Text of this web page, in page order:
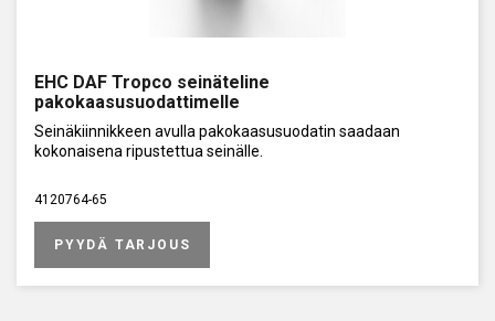
EHC DAF Tropco seinäteline
pakokaasusuodattimelle
Seinäkiinnikkeen avulla pakokaasusuodatin saadaan
kokonaisena ripustettua seinälle.
4120764-65
PYYDÄ TARJOUS